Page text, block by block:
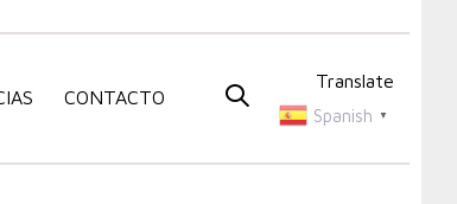
CONTACTO
Translate
Spanish ▼